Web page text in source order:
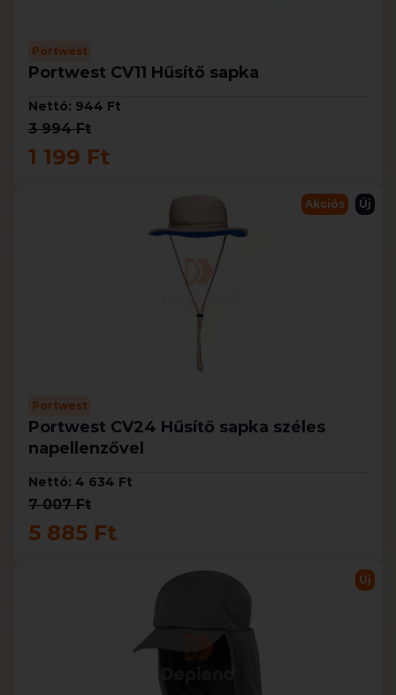
Portwest
Portwest CV11 Hűsítő sapka
Nettó: 944 Ft
3 994 Ft
1 199 Ft
Akciós Új
Portwest
Portwest CV24 Hűsítő sapka széles
napellenzővel
Nettó: 4 634 Ft
7 007 Ft
5 885 Ft
Új